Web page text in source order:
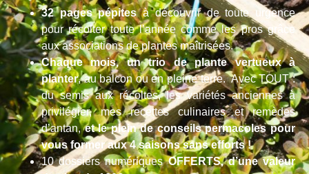
32 pages pépitesà découvrir de toute urgence
pour récolter toute l’année comme les pros grâce
aux associations de plantes maîtrisées.
Chaque mois, un trio de plante vertueux à
planter, au balcon ou en pleine terre. Avec TOUT :
du semis aux récoltes, les variétés anciennes à
privilégier, mes recettes culinaires et remèdes
d’antan,et le plein de conseils permacoles pour
vous former aux 4 saisons sans efforts !
10 dossiers numériquesOFFERTS, d’une valeur